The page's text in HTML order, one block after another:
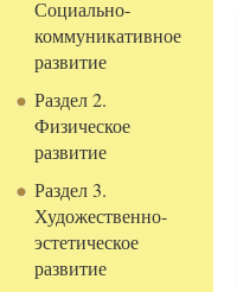
Социально-
коммуникативное
развитие
Раздел 2.
Физическое
развитие
Раздел 3.
Художественно-
эстетическое
развитие